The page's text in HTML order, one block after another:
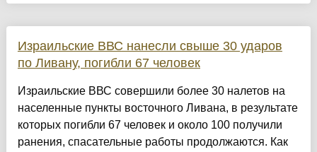
Израильские ВВС нанесли свыше 30 ударов
по Ливану, погибли 67 человек
Израильские ВВС совершили более 30 налетов на
населенные пункты восточного Ливана, в результате
которых погибли 67 человек и около 100 получили
ранения, спасательные работы продолжаются. Как